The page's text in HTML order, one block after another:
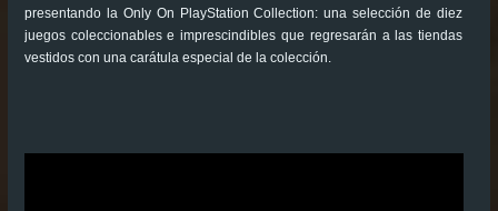
presentando la Only On PlayStation Collection: una selección de diez
juegos coleccionables e imprescindibles que regresarán a las tiendas
vestidos con una carátula especial de la colección.